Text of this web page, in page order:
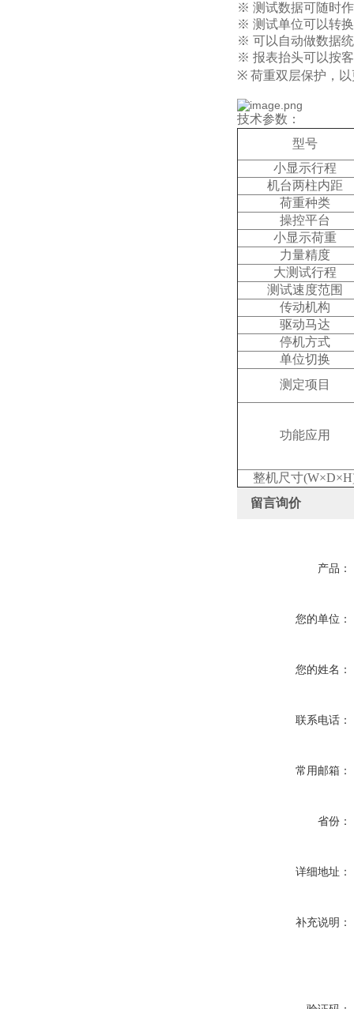
※ 测试数据可随时
※ 测试单位可以转换
※ 可以自动做数据
※ 报表抬头可以按
※ 荷重双层保护，
技术参数：
型号
小显示行程
机台两柱内距
荷重种类
操控平台
小显示荷重
力量精度
大测试行程
测试速度范围
传动机构
驱动马达
停机方式
单位切换
测定项目
功能应用
整机尺寸
留言询价
产品：
您的单位：
您的姓名：
联系电话：
常用邮箱：
省份：
详细地址：
补充说明：